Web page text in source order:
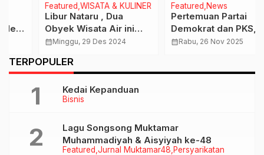
Featured WISATA & KULINER
Libur Nataru , Dua
Obyek Wisata Air ini
Tidak Naikkan Harga
Minggu, 29 Des 2024
Featured News
Pertemuan Partai
Demokrat dan PKS,
Sinyal Dini Manuver
Rabu, 26 Nov 2025
TERPOPULER
Bisnis
Kedai Kepanduan
Featured Jurnal Muktamar48 Persyarikatan
Lagu Songsong Muktamar
Muhammadiyah & Aisyiyah ke-48